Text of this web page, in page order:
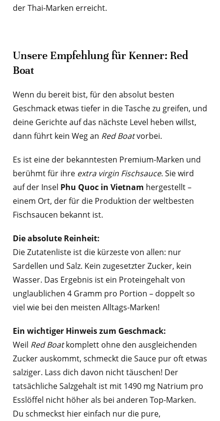
der Thai-Marken erreicht.
Unsere Empfehlung für Kenner: Red
Boat
Wenn du bereit bist, für den absolut besten
Geschmack etwas tiefer in die Tasche zu greifen, und
deine Gerichte auf das nächste Level heben willst,
dann führt kein Weg an Red Boatvorbei.
Es ist eine der bekanntesten Premium-Marken und
berühmt für ihre extra virgin Fischsauce. Sie wird
auf der Insel Phu Quoc in Vietnam hergestellt –
einem Ort, der für die Produktion der weltbesten
Fischsaucen bekannt ist.
Die absolute Reinheit:
Die Zutatenliste ist die kürzeste von allen: nur
Sardellen und Salz. Kein zugesetzter Zucker, kein
Wasser. Das Ergebnis ist ein Proteingehalt von
unglaublichen 4 Gramm pro Portion – doppelt so
viel wie bei den meisten Alltags-Marken!
Ein wichtiger Hinweis zum Geschmack:
Weil Red Boatkomplett ohne den ausgleichenden
Zucker auskommt, schmeckt die Sauce pur oft etwas
salziger. Lass dich davon nicht täuschen! Der
tatsächliche Salzgehalt ist mit 1490 mg Natrium pro
Esslöffel nicht höher als bei anderen Top-Marken.
Du schmeckst hier einfach nur die pure,